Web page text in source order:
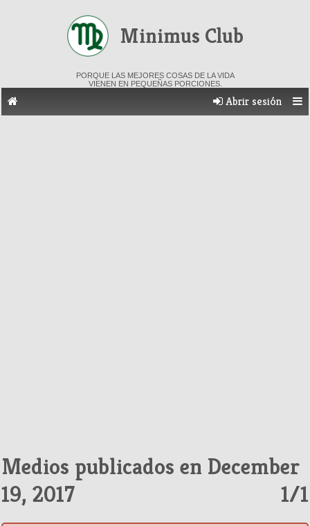
Minimus Club
PORQUE LAS MEJORES COSAS DE LA VIDA
VIENEN EN PEQUEÑAS PORCIONES.
Abrir sesión
Medios publicados en December
19, 2017
1/1